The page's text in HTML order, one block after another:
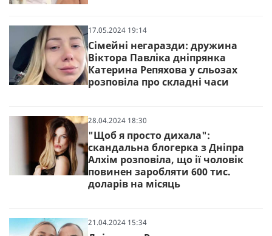
17.05.2024 19:14
Сімейні негаразди: дружина
Віктора Павліка дніпрянка
Катерина Репяхова у сльозах
розповіла про складні часи
28.04.2024 18:30
"Щоб я просто дихала":
скандальна блогерка з Дніпра
Алхім розповіла, що ії чоловік
повинен заробляти 600 тис.
доларів на місяць
21.04.2024 15:34